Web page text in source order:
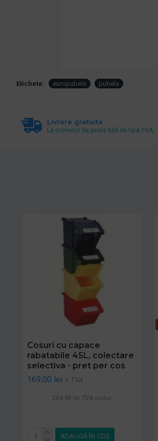
Etichete: europubela pubela
Livrare gratuita
La comenzi de peste 550 lei fara TVA.
Cosuri cu capace
rabatabile 45L, colectare
selectiva - pret per cos
169,00 lei + TVA
204,49 lei TVA inclus
ADAUGĂ ÎN COŞ